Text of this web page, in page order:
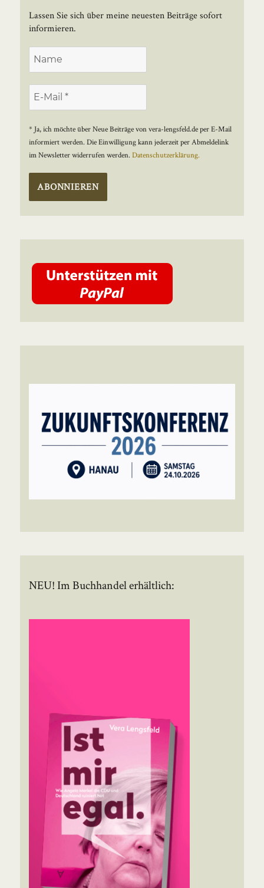
Lassen Sie sich über meine neuesten Beiträge sofort
informieren.
* Ja, ich möchte über Neue Beiträge von vera-lengsfeld.de per E-Mail
informiert werden. Die Einwilligung kann jederzeit per Abmeldelink
im Newsletter widerrufen werden.Datenschutzerklärung.
NEU! Im Buchhandel erhältlich: